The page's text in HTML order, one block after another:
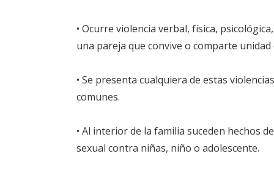
• Ocurre violencia verbal, física,
una pareja que convive o comparte unidad
• Se presenta cualquiera de estas
comunes.
• Al interior de la familia suceden hechos
sexual contra niñas, niño o adolescente.